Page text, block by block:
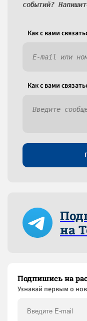
событий?
Как c вами
Как c вами
на
Подпишись на
Узнaвай первым о